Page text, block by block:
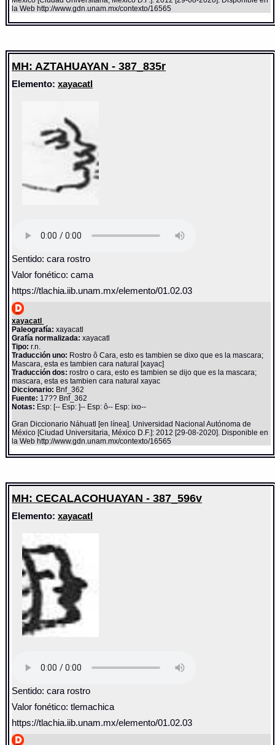
la Web http://www.gdn.unam.mx/contexto/16565
MH: AZTAHUAYAN - 387_835r
Elemento:xayacatl
Sentido: cara rostro
Valor fonético: cama
https://tlachia.iib.unam.mx/elemento/01.02.03
xayacatl
Paleografía: xayacatl
Grafía normalizada: xayacatl
Tipo: r.n.
Traducción uno: Rostro ô Cara, esto es tambien se dixo que es la mascara;
Mascara, esta es tambien cara natural [xayac]
Traducción dos: rostro o cara, esto es tambien se dijo que es la mascara;
mascara, esta es tambien cara natural xayac
Diccionario: Bnf_362
Fuente: 17?? Bnf_362
Notas: Esp: [-- Esp: ]-- Esp: ô-- Esp: ixo--
Gran Diccionario Náhuatl [en línea]. Universidad Nacional Autónoma de
México [Ciudad Universitaria, México D.F.]: 2012 [29-08-2020]. Disponible en
la Web http://www.gdn.unam.mx/contexto/16565
MH: CECALACOHUAYAN - 387_596v
Elemento:xayacatl
Sentido: cara rostro
Valor fonético: tlemachica
https://tlachia.iib.unam.mx/elemento/01.02.03